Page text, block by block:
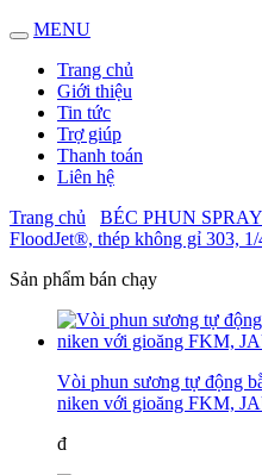
MENU
Trang chủ
Giới thiệu
Tin tức
Trợ giúp
Thanh toán
Liên hệ
Trang chủ
BÉC PHUN
FloodJet®, thép không gỉ 303,
Sản phẩm bán chạy
Vòi phun sương tự động
niken với gioăng FKM,
đ